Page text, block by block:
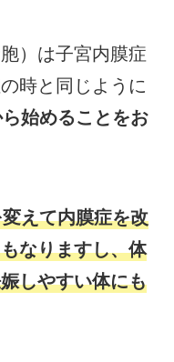
）は子宮内膜症
時と同じように
始めることをお
えて内膜症を改
なりますし、体
しやすい体にも